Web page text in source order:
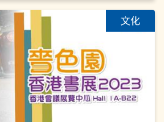
文化